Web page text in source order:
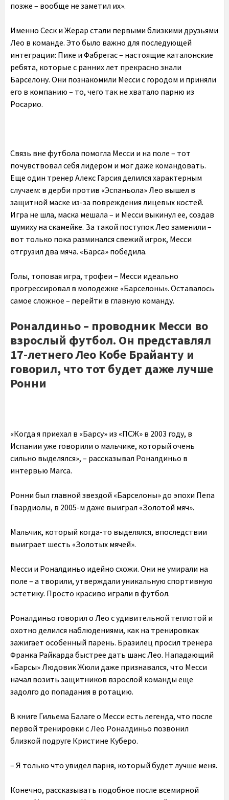
позже – вообще не заметил их».
Именно Сеск и Жерар стали первыми близкими друзьями
Лео в команде. Это было важно для последующей
интеграции: Пике и Фабрегас – настоящие каталонские
ребята, которые с ранних лет прекрасно знали
Барселону. Они познакомили Месси с городом и приняли
его в компанию – то, чего так не хватало парню из
Росарио.
Связь вне футбола помогла Месси и на поле – тот
почувствовал себя лидером и мог даже командовать.
Еще один тренер Алекс Гарсия делился характерным
случаем: в дерби против «Эспаньола» Лео вышел в
защитной маске из-за повреждения лицевых костей.
Игра не шла, маска мешала – и Месси выкинул ее, создав
шумиху на скамейке. За такой поступок Лео заменили –
вот только пока разминался свежий игрок, Месси
отгрузил два мяча. «Барса» победила.
Голы, топовая игра, трофеи – Месси идеально
прогрессировал в молодежке «Барселоны». Оставалось
самое сложное – перейти в главную команду.
Роналдиньо – проводник Месси во
взрослый футбол. Он представлял
17-летнего Лео Кобе Брайанту и
говорил, что тот будет даже лучше
Ронни
«Когда я приехал в «Барсу» из «ПСЖ» в 2003 году, в
Испании уже говорили о мальчике, который очень
сильно выделялся», – рассказывал Роналдиньо в
интервью Marca.
Ронни был главной звездой «Барселоны» до эпохи Пепа
Гвардиолы, в 2005-м даже выиграл «Золотой мяч».
Мальчик, который когда-то выделялся, впоследствии
выиграет шесть «Золотых мячей».
Месси и Роналдиньо идейно схожи. Они не умирали на
поле – а творили, утверждали уникальную спортивную
эстетику. Просто красиво играли в футбол.
Роналдиньо говорил о Лео с удивительной теплотой и
охотно делился наблюдениями, как на тренировках
зажигает особенный парень. Бразилец просил тренера
Франка Райкарда быстрее дать шанс Лео. Нападающий
«Барсы» Людовик Жюли даже признавался, что Месси
начал возить защитников взрослой команды еще
задолго до попадания в ротацию.
В книге Гильема Балаге о Месси есть легенда, что после
первой тренировки с Лео Роналдиньо позвонил
близкой подруге Кристине Куберо.
– Я только что увидел парня, который будет лучше меня.
Конечно, рассказывать подобное после всемирной